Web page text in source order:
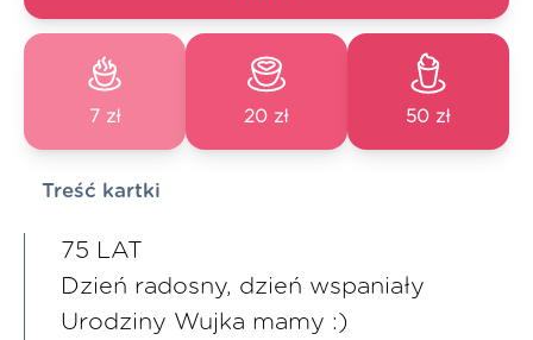
7 zł 20 zł 50 zł
Treść kartki
75 LAT
Dzień radosny, dzień wspaniały
Urodziny Wujka mamy :)